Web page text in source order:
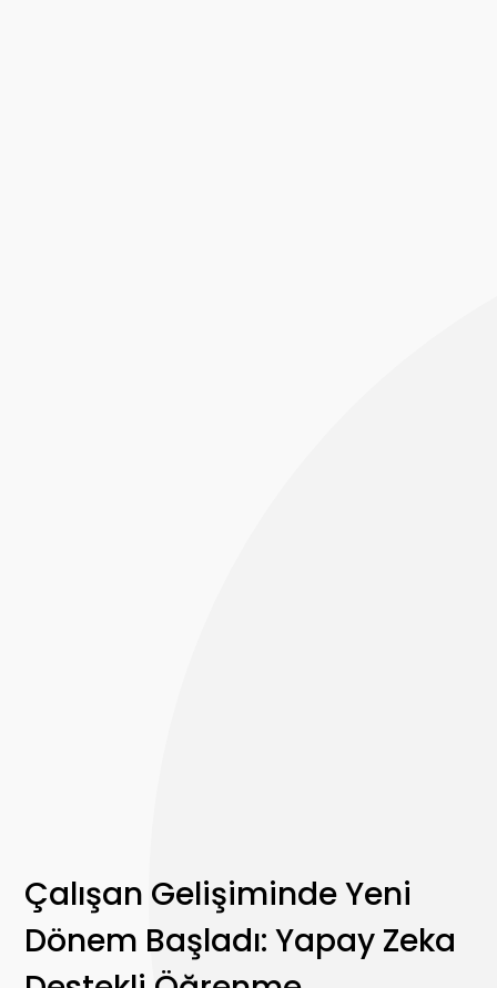
Çalışan Gelişiminde Yeni
Dönem Başladı: Yapay Zeka